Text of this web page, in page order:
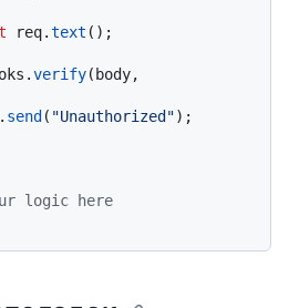
req.text ();
verify(body,
send ( "Unauthorized");
logic here